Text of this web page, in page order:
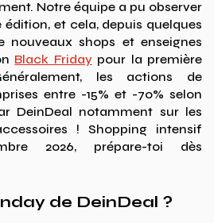
Notre équipe a pu observer
édition, et cela, depuis quelques
nouveaux shops et enseignes
Black Fridaypour la première
les actions de
entre -15% et -70% selon
DeinDeal notamment sur les
! Shopping intensif
2026, prépare-toi dès
de DeinDeal ?